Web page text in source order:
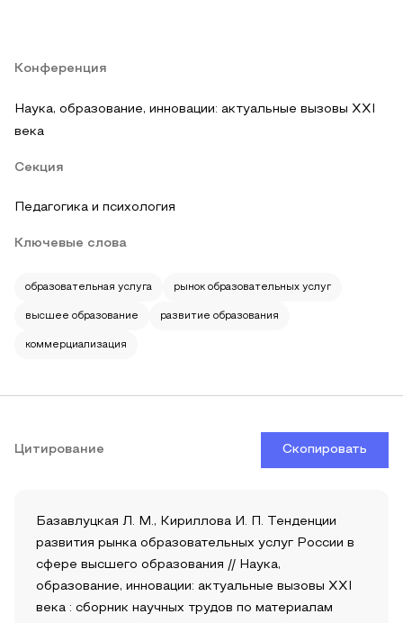
Конференция
Наука, образование, инновации: актуальные вызовы XXI
века
Секция
Педагогика и психология
Ключевые слова
образовательная услуга рынок образовательных услуг
высшее образование развитие образования
коммерциализация
Цитирование Скопировать
Базавлуцкая Л. М., Кириллова И. П. Тенденции
развития рынка образовательных услуг России в
сфере высшего образования // Наука,
образование, инновации: актуальные вызовы XXI
века : сборник научных трудов по материалам